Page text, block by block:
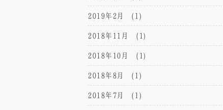
2019年2月 (1)
2018年11月 (1)
2018年10月 (1)
2018年8月 (1)
2018年7月 (1)